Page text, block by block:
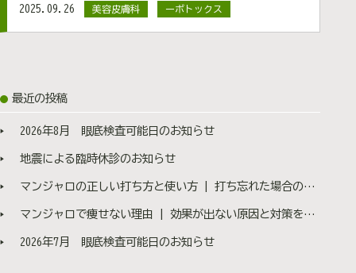
う美容施術をご存知ですか？ ボトックスとは、注射でお
ックスとはA型ボツリヌス毒素という天然のタンパク質を
筋肉に注射することで、筋肉の動きを一時的にやわらげ
る薬剤です。 表情ジワは、眉をしかめたり、笑ったり、
目を細めたりといった表情のクセによって、定着してい
きます。 表情ジワの原因となる筋肉にボトックスを打つ
きます。 その結果、なめらかなおでこや目元に整えた
り、小顔効果を得ることができます。 メスを使わない、
注射で完結する手軽な施術となっております✨ 💡
こんな方におすすめ ・おでこの横ジワが気になる ・眉
2025.09.26 美容皮膚科 ーボトックス
最近の投稿
2026年8月 眼底検査可能日のお知らせ
地震による臨時休診のお知らせ
マンジャロの正しい打ち方と使い方 | 打ち忘れた場合の対処法も医師が解説
マンジャロで痩せない理由 | 効果が出ない原因と対策を医師が解説
2026年7月 眼底検査可能日のお知らせ